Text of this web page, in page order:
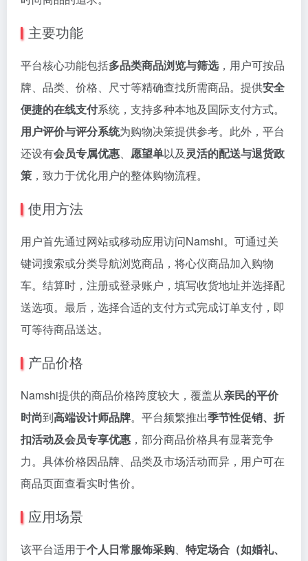
主要功能
平台核心功能包括多品类商品浏览与筛选，用户可按品
牌、品类、价格、尺寸等精确查找所需商品。提供安全
便捷的在线支付系统，支持多种本地及国际支付方式。
用户评价与评分系统为购物决策提供参考。此外，平台
还设有会员专属优惠、 愿望单以及 灵活的配送与退货政
策 ，致力于优化用户的整体购物流程。
使用方法
用户首先通过网站或移动应用访问Namshi。可通过关
键词搜索或分类导航浏览商品，将心仪商品加入购物
车。结算时，注册或登录账户，填写收货地址并选择配
送选项。最后，选择合适的支付方式完成订单支付，即
可等待商品送达。
产品价格
Namshi提供的商品价格跨度较大，覆盖从亲民的平价
时尚到高端设计师品牌。平台频繁推出季节性促销、折
扣活动及会员专享优惠 ，部分商品价格具有显著竞争
力。具体价格因品牌、品类及市场活动而异，用户可在
商品页面查看实时售价。
应用场景
该平台适用于个人日常服饰采购、 特定场合（如婚礼、